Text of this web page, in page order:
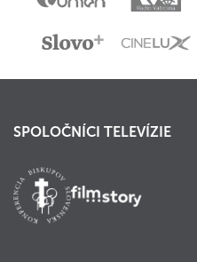
SPOLOČNÍCI TELEVÍZIE